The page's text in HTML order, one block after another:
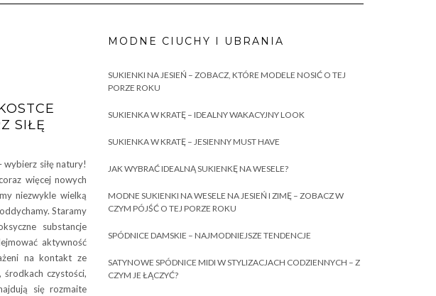
SIŁĘ
wybierz siłę natury!
więcej nowych
niezwykle wielką
Staramy
substancje
aktywność
na kontakt ze
środkach czystości,
się rozmaite
MODNE CIUCHY I UBRANIA
SUKIENKI NA JESIEŃ – ZOBACZ, KTÓRE MODELE NOSIĆ O TEJ
PORZE ROKU
SUKIENKA W KRATĘ – IDEALNY WAKACYJNY LOOK
SUKIENKA W KRATĘ – JESIENNY MUST HAVE
JAK WYBRAĆ IDEALNĄ SUKIENKĘ NA WESELE?
MODNE SUKIENKI NA WESELE NA JESIEŃ I ZIMĘ – ZOBACZ W
CZYM PÓJŚĆ O TEJ PORZE ROKU
SPÓDNICE DAMSKIE – NAJMODNIEJSZE TENDENCJE
SATYNOWE SPÓDNICE MIDI W STYLIZACJACH CODZIENNYCH – Z
CZYM JE ŁĄCZYĆ?